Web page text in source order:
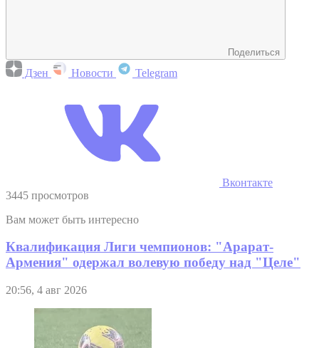
Поделиться
Дзен Новости Telegram
Вконтакте
3445 просмотров
Вам может быть интересно
Квалификация Лиги чемпионов: "Арарат-
Армения" одержал волевую победу над "Целе"
20:56, 4 авг 2026